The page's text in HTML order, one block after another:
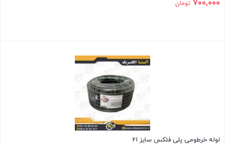
700,000 تومان
لوله خرطومی پلی فلکس سایز 21